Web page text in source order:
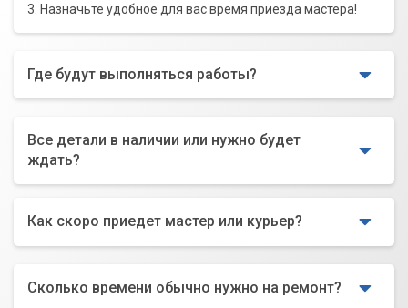
3. Назначьте удобное для вас время приезда мастера!
Где будут выполняться работы?
Все детали в наличии или нужно будет
ждать?
Как скоро приедет мастер или курьер?
Сколько времени обычно нужно на ремонт?